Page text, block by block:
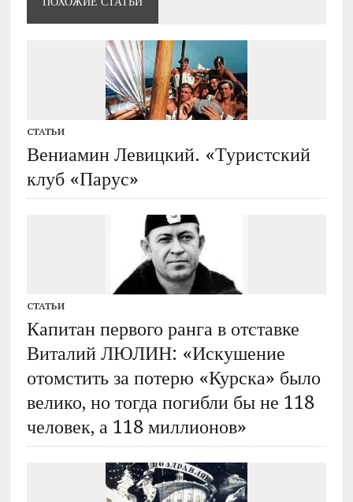
СТАТЬИ
Вениамин Левицкий. «Туристский
клуб «Парус»
СТАТЬИ
Капитан первого ранга в отставке
Виталий ЛЮЛИН: «Искушение
отомстить за потерю «Курска» было
велико, но тогда погибли бы не 118
человек, а 118 миллионов»